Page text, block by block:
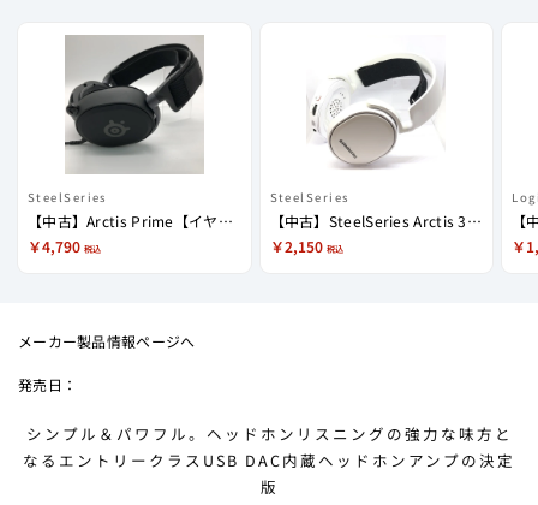
SteelSeries
【中古】Arctis Prime【イヤーパッド欠品】【日本橋】
￥4,790 税込
SteelSeries
【中古】SteelSeries Arctis 3 White (2019 Edition)(イヤーパッド欠品)【秋葉原】
￥2,150 税込
￥
メーカー製品情報ページへ
シンプル＆パワフル。ヘッドホンリスニングの強力な味方と
なるエントリークラスUSB DAC内蔵ヘッドホンアンプの決定
版